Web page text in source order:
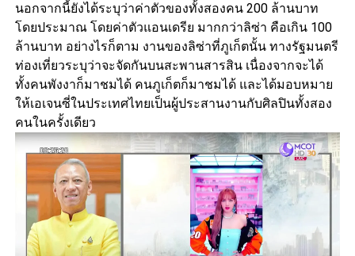
นอกจากนี้ยังได้ระบุว่าค่าตัวของทั้งสองคน 200 ล้านบาท
โดยประมาณ โดยค่าตัวแอนเดรีย มากกว่าลิซ่า คือเกิน 100
ล้านบาท อย่างไรก็ตาม งานของลิซ่าที่ภูเก็ตนั้น ทางรัฐมนตรี
ท่องเที่ยวระบุว่าจะจัดกันบนสะพานสารสิน เนื่องจากจะได้
ทั้งคนพังงาก็มาชมได้ คนภูเก็ตก็มาชมได้ และได้มอบหมาย
ให้เอเจนซี่ในประเทศไทยเป็นผู้ประสานงานกับศิลปินทั้งสอง
คนในครั้งเดียว